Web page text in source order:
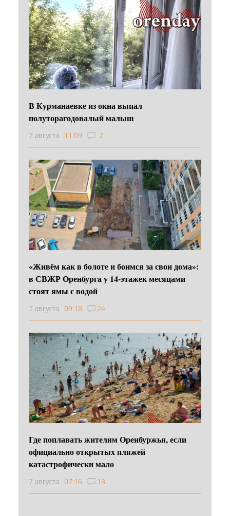
В Курманаевке из окна выпал
полуторагодовалый малыш
7 августа 11:09 2
«Живём как в болоте и боимся за свои дома»:
в СВЖР Оренбурга у 14-этажек месяцами
стоят ямы с водой
7 августа 09:18 24
Где поплавать жителям Оренбуржья, если
официально открытых пляжей
катастрофически мало
7 августа 07:16 13